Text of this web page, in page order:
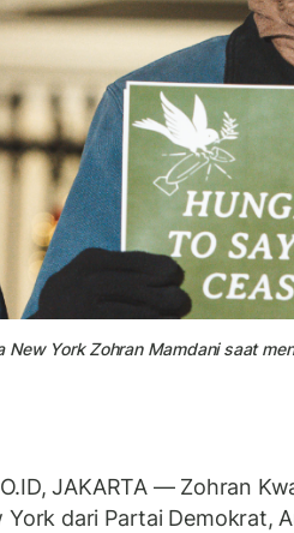
New York Zohran Mamdani saat
JAKARTA — Zohran
dari Partai Demokrat,